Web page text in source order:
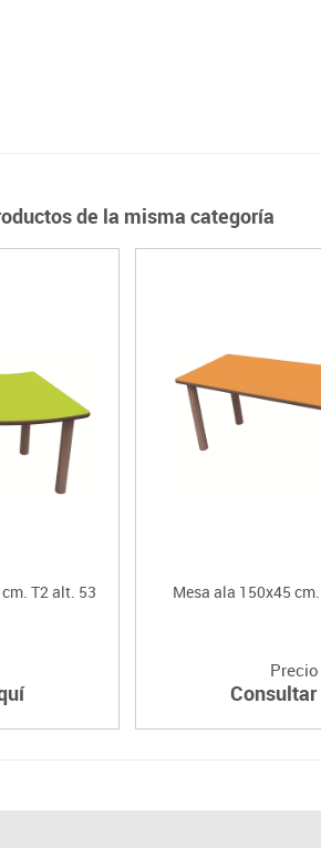
de la misma categoría
T2 alt. 53
Mesa ala 150x45
Precio